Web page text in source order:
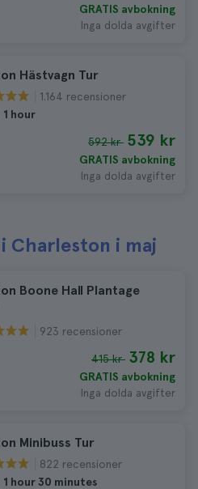
GRATIS avbokning
Inga dolda avgifter
Hästvagn Tur
1.164 recensioner
1 hour
592 kr 539 kr
GRATIS avbokning
Inga dolda avgifter
Charleston i maj
Boone Hall Plantage
923 recensioner
415 kr 378 kr
GRATIS avbokning
Inga dolda avgifter
Minibuss Tur
822 recensioner
1 hour 30 minutes